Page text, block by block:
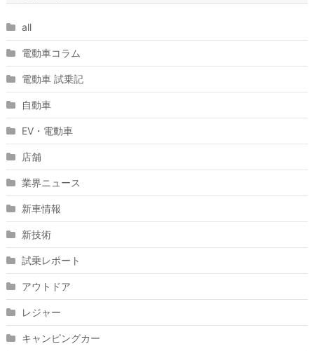
all
電動車コラム
電動車 試乗記
自動車
EV・電動車
店舗
業界ニュース
新車情報
新技術
試乗レポート
アウトドア
レジャー
キャンピングカー